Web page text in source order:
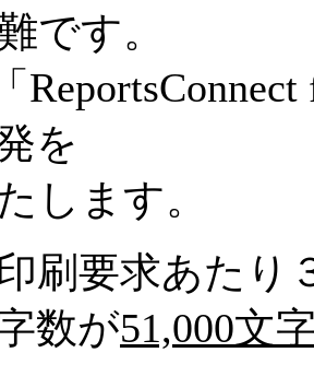
です。
を
します。
刷要求あたり
数が51,000文